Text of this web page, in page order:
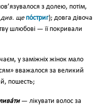
з долею, потім,
див. ще по́стриг); довга дівоча
шлю­бові — її покривали
у заміж­ніх жінок мало
вважалося за великий
пошесть;
— лікувати волос за